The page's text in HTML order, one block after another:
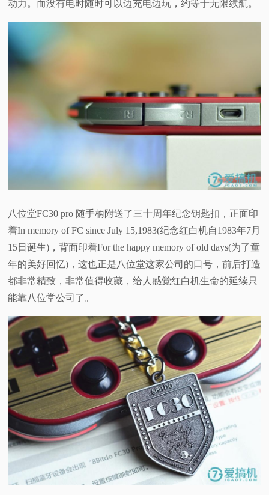
动力。而没有电时随时可以边充电边玩，约等于无限续航。
八位堂FC30 pro 随手柄附送了三十周年纪念钥匙扣，正面印
着In memory of FC since July 15,1983(纪念红白机自1983年7月
15日诞生)，背面印着For the happy memory of old days(为了童
年的美好回忆)，这也正是八位堂这家公司的口号，前后打造
都非常精致，非常值得收藏，给人感觉红白机生命的延续只
能靠八位堂公司了。